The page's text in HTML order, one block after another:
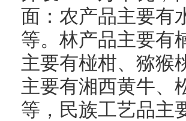
面：农产品主要有
等。林产品主要有
主要有椪柑、猕猴
主要有湘西黄牛、
等，民族工艺品主